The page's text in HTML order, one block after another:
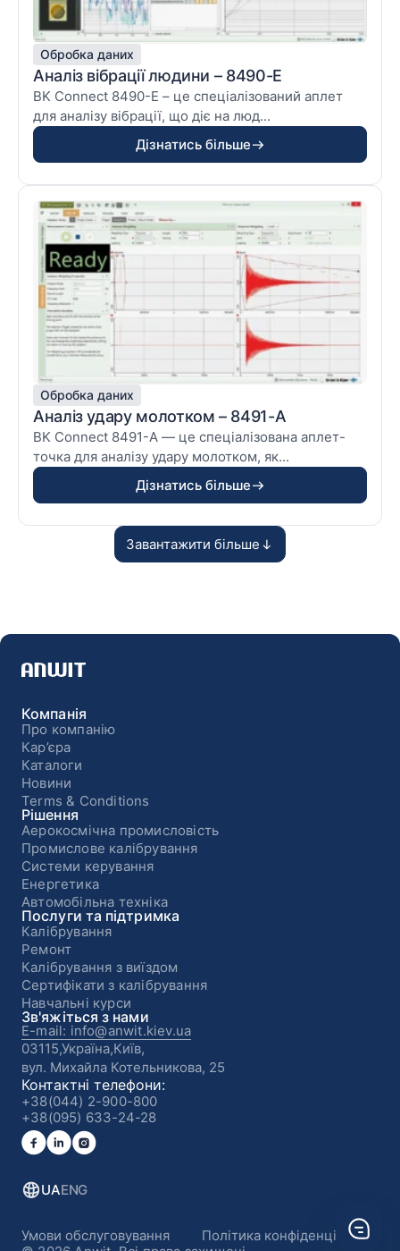
Обробка даних
Аналіз вібрації людини – 8490-E
BK Connect 8490-E – це спеціалізований аплет
для аналізу вібрації, що діє на люд...
Дізнатись більше
Обробка даних
Аналіз удару молотком – 8491-A
BK Connect 8491-A — це спеціалізована аплет-
точка для аналізу удару молотком, як...
Дізнатись більше
Завантажити більше
Компанія
Про компанію
Кар’єра
Каталоги
Новини
Terms & Conditions
Рішення
Аерокосмічна промисловість
Промислове калібрування
Системи керування
Енергетика
Автомобільна техніка
Послуги та підтримка
Калібрування
Ремонт
Калібрування з виїздом
Сертифікати з калібрування
Навчальні курси
Зв'яжіться з нами
E-mail: info@anwit.kiev.ua
03115,Україна,Київ,
вул. Михайла Котельникова, 25
Контактні телефони:
+38(044) 2-900-800
+38(095) 633-24-28
UAENG
Умови обслуговування Політика конфіденційності